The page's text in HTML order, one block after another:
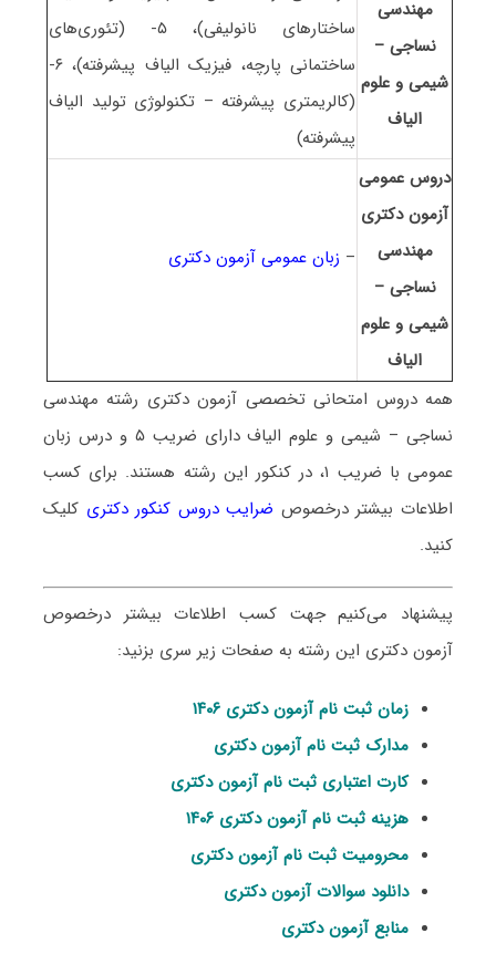
مهندسی
نساجی –
شیمی و علوم
الیاف
ساختارهای نانولیفی)، ۵- (تئوری‌های
ساختمانی پارچه، فیزیک الیاف پیشرفته)، ۶-
(کالریمتری پیشرفته – تکنولوژی تولید الیاف
پیشرفته)
دروس عمومی
آزمون دکتری
مهندسی
نساجی –
شیمی و علوم
الیاف
– زبان عمومی آزمون دکتری
همه دروس امتحانی تخصصی آزمون دکتری رشته مهندسی
نساجی –
شیمی و علوم الیاف دارای ضریب ۵ و درس زبان
عمومی با ضریب ۱، در کنکور این رشته هستند.
برای کسب
اطلاعات بیشتر درخصوص ضرایب دروس کنکور دکتری کلیک
کنید.
پیشنهاد می‌کنیم جهت کسب اطلاعات بیشتر درخصوص
آزمون دکتری این رشته به صفحات زیر سری بزنید:
زمان ثبت نام آزمون دکتری ۱۴۰۶
مدارک ثبت نام آزمون دکتری
کارت اعتباری ثبت نام آزمون دکتری
هزینه ثبت نام آزمون دکتری ۱۴۰۶
محرومیت ثبت نام آزمون دکتری
دانلود سوالات آزمون دکتری
منابع آزمون دکتری